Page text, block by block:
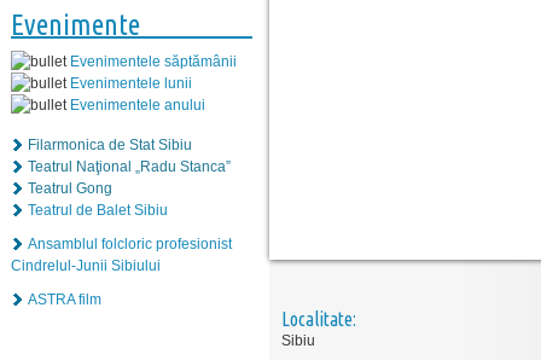
Evenimente
Evenimentele săptămânii
Evenimentele lunii
Evenimentele anului
Filarmonica de Stat Sibiu
Teatrul Naţional „Radu Stanca”
Teatrul Gong
Teatrul de Balet Sibiu
Ansamblul folcloric profesionist
Cindrelul-Junii Sibiului
ASTRA film
Localitate:
Sibiu